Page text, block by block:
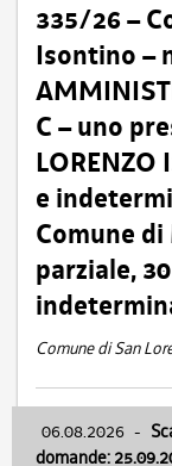
335/26 –
Isontino –
C – uno
e
Comune
parziale,
Comune di San
06.08.2026 -
domande: